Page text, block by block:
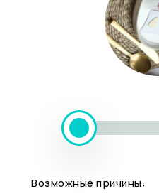
Возможные причины: